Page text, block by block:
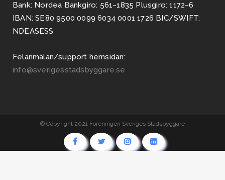
Bank: Nordea Bankgiro: 561−1835 Plusgiro: 1172−6
IBAN: SE80 9500 0099 6034 0001 1726 BIC/SWIFT:
NDEASESS
Felanmälan/support hemsidan:
info@sverigesstadsbyggare.se
© Copyright 2021 Föreningen Sveriges Stadsbyggare